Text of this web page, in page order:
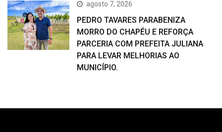
agosto 7, 2026
PEDRO TAVARES PARABENIZA
MORRO DO CHAPÉU E REFORÇA
PARCERIA COM PREFEITA JULIANA
PARA LEVAR MELHORIAS AO
MUNICÍPIO.